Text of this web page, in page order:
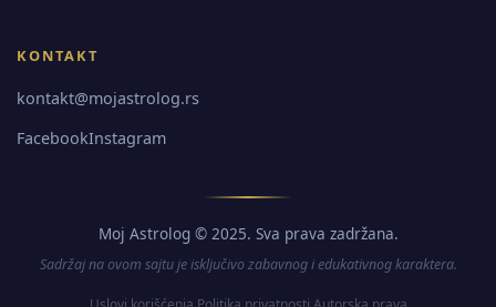
KONTAKT
kontakt@mojastrolog.rs
FacebookInstagram
Moj Astrolog © 2025. Sva prava zadržana.
Sadržaj na ovom sajtu je isključivo zabavnog i edukativnog karaktera.